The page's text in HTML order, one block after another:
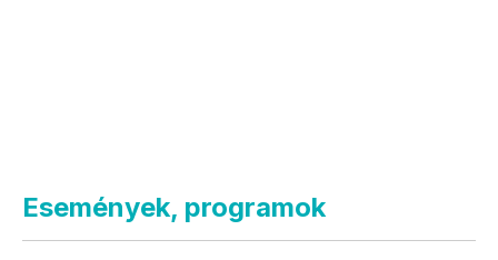
Események, programok